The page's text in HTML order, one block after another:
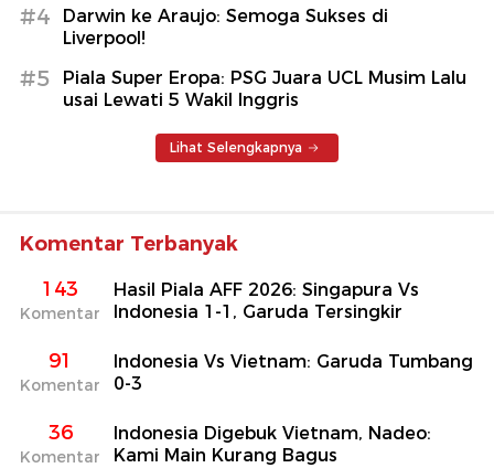
#4
Darwin ke Araujo: Semoga Sukses di
Liverpool!
#5
Piala Super Eropa: PSG Juara UCL Musim Lalu
usai Lewati 5 Wakil Inggris
Lihat Selengkapnya
Komentar Terbanyak
143
Komentar
Hasil Piala AFF 2026: Singapura Vs
Indonesia 1-1, Garuda Tersingkir
91
Komentar
Indonesia Vs Vietnam: Garuda Tumbang
0-3
36
Komentar
Indonesia Digebuk Vietnam, Nadeo:
Kami Main Kurang Bagus